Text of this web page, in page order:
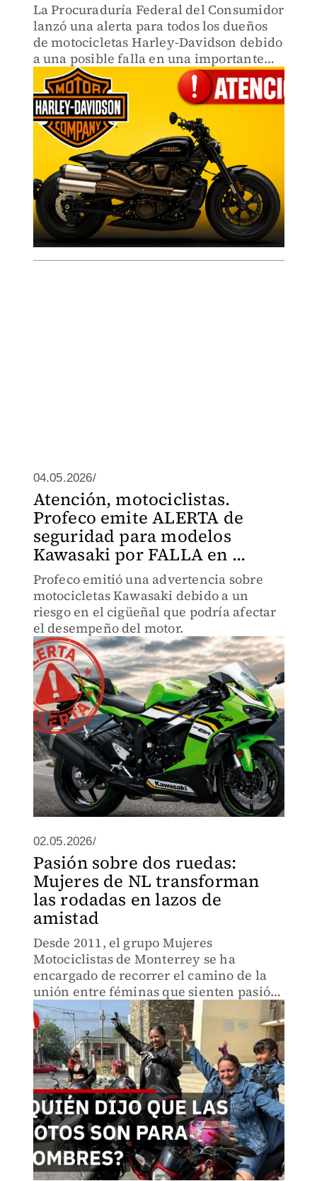
La Procuraduría Federal del Consumidor
lanzó una alerta para todos los dueños
de motocicletas Harley-Davidson debido
a una posible falla en una importante
pieza que podría ocasionar pérdida de
control mientras se conduce.
04.05.2026/
Atención, motociclistas.
Profeco emite ALERTA de
seguridad para modelos
Kawasaki por FALLA en ...
Profeco emitió una advertencia sobre
motocicletas Kawasaki debido a un
riesgo en el cigüeñal que podría afectar
el desempeño del motor.
02.05.2026/
Pasión sobre dos ruedas:
Mujeres de NL transforman
las rodadas en lazos de
amistad
Desde 2011, el grupo Mujeres
Motociclistas de Monterrey se ha
encargado de recorrer el camino de la
unión entre féminas que sienten pasión
por las dos ruedas, venciendo los
estereotipos.